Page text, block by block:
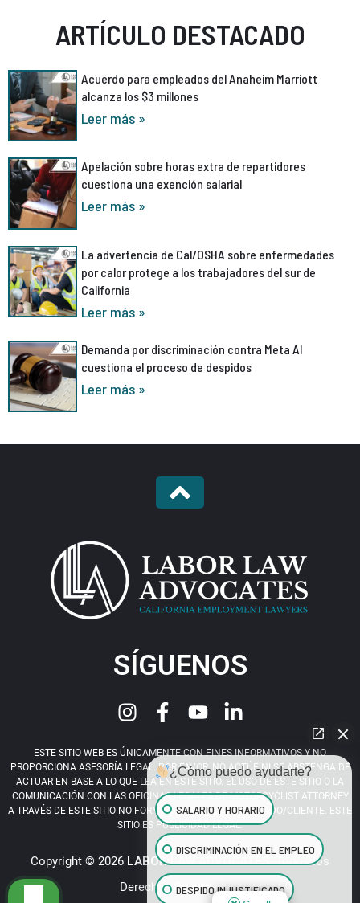
ARTÍCULO DESTACADO
Acuerdo para empleados del Anaheim Marriott
alcanza los $3 millones
Leer más »
Apelación sobre horas extra de repartidores
cuestiona una exención salarial
Leer más »
La advertencia de Cal/OSHA sobre enfermedades
por calor protege a los trabajadores del sur de
California
Leer más »
Demanda por discriminación contra Meta AI
cuestiona el proceso de despidos
Leer más »
SÍGUENOS
ESTE SITIO WEB ES ÚNICAMENTE CON FINES INFORMATIVOS Y NO
PROPORCIONA ASESORÍA LEGAL. POR FAVOR, NO ACTÚE NI SE ABSTENGA DE
ACTUAR EN BASE A LO QUE LEA EN ESTE SITIO. EL USO DE ESTE SITIO O LA
COMUNICACIÓN CON LAS OFICINAS LEGALES DE MOTORCYCLIST ATTORNEY
A TRAVÉS DE ESTE SITIO NO FORMA UNA RELACIÓN ABOGADO/CLIENTE. ESTE
SITIO ES PUBLICIDAD LEGAL.
Copyright © 2026 LABOR LAW ADVOCATES. Todos los
Derechos Reservados.
¿Cómo puedo ayudarte?
SALARIO Y HORARIO
DISCRIMINACIÓN EN EL EMPLEO
DESPIDO INJUSTIFICADO